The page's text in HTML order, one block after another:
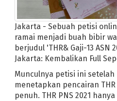
Siap Cair
Cilamaya
Kasus
Memburu
Virus
Donald
Sinopsis Ek
Virus
Jakarta - Sebuah petisi
ramai menjadi buah bibir
berjudul 'THR& Gaji-13 ASN
Jakarta: Kembalikan Full
Munculnya petisi ini
menetapkan pencairan
penuh. THR PNS 2021